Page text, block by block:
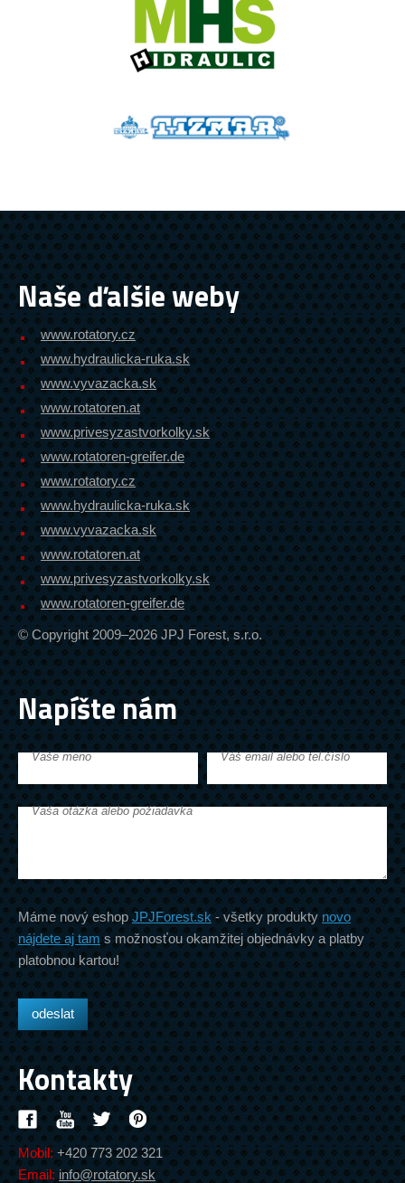
Naše ďalšie weby
www.rotatory.cz
www.hydraulicka-ruka.sk
www.vyvazacka.sk
www.rotatoren.at
www.privesyzastvorkolky.sk
www.rotatoren-greifer.de
www.rotatory.cz
www.hydraulicka-ruka.sk
www.vyvazacka.sk
www.rotatoren.at
www.privesyzastvorkolky.sk
www.rotatoren-greifer.de
© Copyright 2009–2026 JPJ Forest, s.r.o.
Napíšte nám
Vaše meno Váš email alebo tel.číslo
Vaša otázka alebo požiadavka
Máme nový eshopJPJForest.sk- všetky produktynovo
nájdete aj tams možnosťou okamžitej objednávky a platby
platobnou kartou!
Kontakty
Mobil: +420 773 202 321
Email: info@rotatory.sk